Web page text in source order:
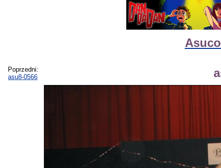
Poprzedni:
asu8-0566